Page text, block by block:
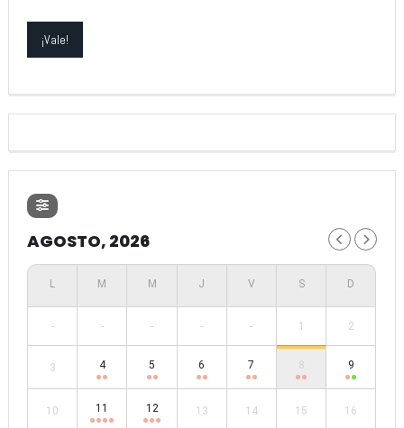
AGOSTO, 2026
- - - - - 1 2
3 4 5 6 7 8 9
10 11 12 13 14 15 16